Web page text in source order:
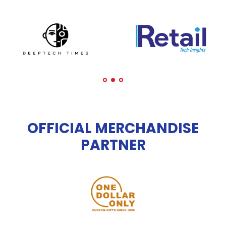
OFFICIAL MERCHANDISE
PARTNER